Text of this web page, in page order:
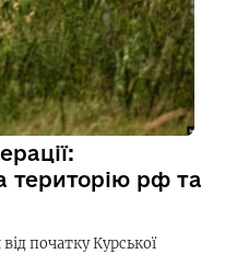
територію рф та
початку Курської